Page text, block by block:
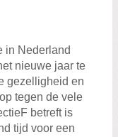
in Nederland
nieuwe jaar te
gezelligheid en
tegen de vele
betreft is
tijd voor een